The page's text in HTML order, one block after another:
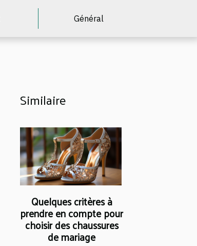
Général
Similaire
Quelques critères à
prendre en compte pour
choisir des chaussures
de mariage